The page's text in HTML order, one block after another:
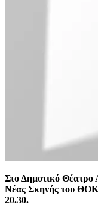
Στο Δημοτικό Θέατρο
Νέας Σκηνής του
20.30.